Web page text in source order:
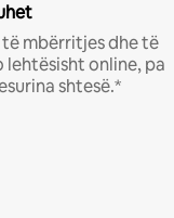
mbërritjes dhe të
online, pa
shtesë.*